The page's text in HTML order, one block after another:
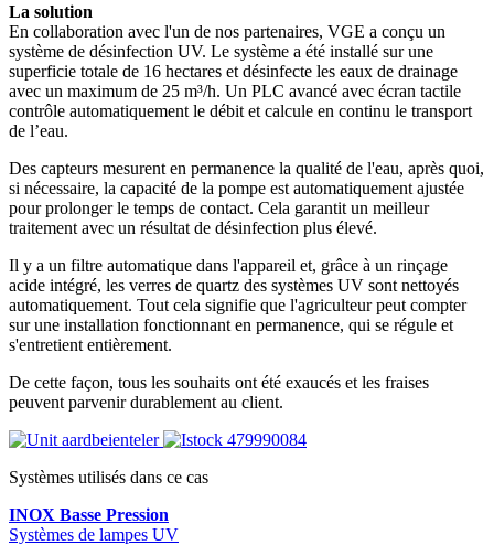
La solution
En collaboration avec l'un de nos partenaires, VGE a conçu un
système de désinfection UV. Le système a été installé sur une
superficie totale de 16 hectares et désinfecte les eaux de drainage
avec un maximum de 25 m³/h. Un PLC avancé avec écran tactile
contrôle automatiquement le débit et calcule en continu le transport
de l’eau.
Des capteurs mesurent en permanence la qualité de l'eau, après quoi,
si nécessaire, la capacité de la pompe est automatiquement ajustée
pour prolonger le temps de contact. Cela garantit un meilleur
traitement avec un résultat de désinfection plus élevé.
Il y a un filtre automatique dans l'appareil et, grâce à un rinçage
acide intégré, les verres de quartz des systèmes UV sont nettoyés
automatiquement. Tout cela signifie que l'agriculteur peut compter
sur une installation fonctionnant en permanence, qui se régule et
s'entretient entièrement.
De cette façon, tous les souhaits ont été exaucés et les fraises
peuvent parvenir durablement au client.
Systèmes utilisés dans ce cas
INOX Basse Pression
Systèmes de lampes UV